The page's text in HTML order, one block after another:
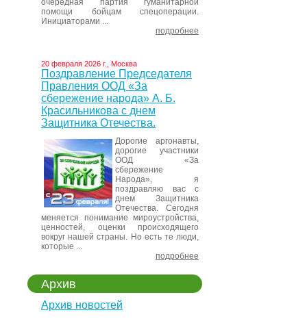
очередная партия гуманитарной
помощи бойцам спецоперации.
Инициаторами ...
подробнее
20 февраля 2026 г., Москва
Поздравление Председателя
Правления ООД «За
сбережение народа» А. Б.
Красильникова с днем
Защитника Отечества.
Дорогие аргонавты,
дорогие участники
ООД «За
сбережение
Народа», я
поздравляю вас с
днем Защитника
Отечества. Сегодня
меняется понимание мироустройства,
ценностей, оценки происходящего
вокруг нашей страны. Но есть те люди,
которые ...
подробнее
Архив
Архив новостей